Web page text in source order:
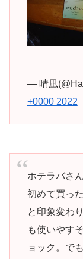
— 晴凪
+0000 2022
ホテラバさ
初めて買っ
と印象変わ
も使いやす
ョック。で